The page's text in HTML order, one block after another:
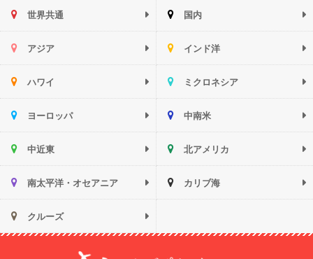
世界共通 国内
アジア インド洋
ハワイ ミクロネシア
ヨーロッパ 中南米
中近東 北アメリカ
南太平洋・オセアニア カリブ海
クルーズ